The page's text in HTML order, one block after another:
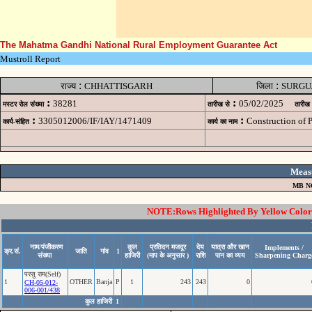
The Mahatma Gandhi National Rural Employment Guarantee Act
Mustroll Report
राज्य: CHHATTISGARH जिला :
मस्टर रोल संख्या : 38281 तारीख से : 05/02/2025 तारीख
कार्य-संहित : 3305012006/IF/IAY/1471409 कार्य का नाम : Construction of
MB
NOTE:Rows Highlighted By Yellow
क्र.सं.
नाम/पंजीकरण
संख्या
जाति गांव 1
कुल
हाजिरी
प्रतिदन मजदूर
(माप के अनुसार )
देय
राशि
यात्रा और खान
पान का व्यय
Implements /
Sharpening
1
परसु राम(Self)
CH-05-012-
006-001/438
OTHER Banja P 1 243 243 0
कुल हाजिरी 1